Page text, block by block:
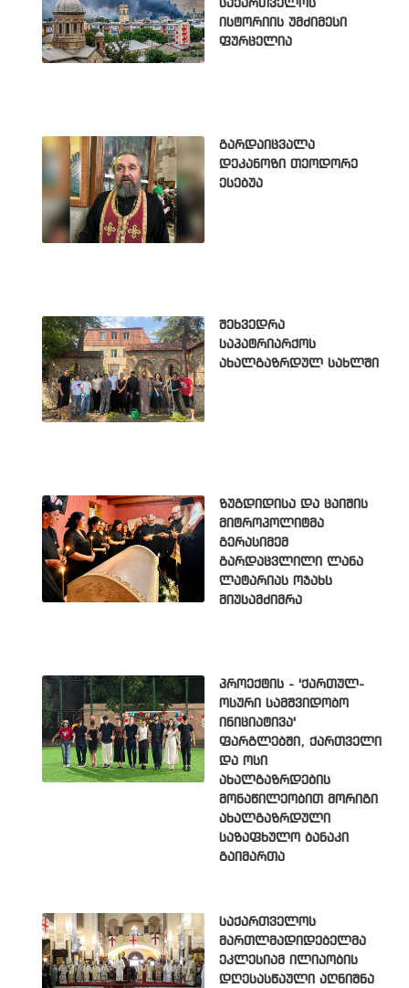
საქართველოს
ისტორიის უმძიმესი
ფურცელია
გარდაიცვალა
დეკანოზი თეოდორე
ესებუა
შეხვედრა
საპატრიარქოს
ახალგაზრდულ სახლში
ზუგდიდისა და ცაიშის
მიტროპოლიტმა
გერასიმემ
გარდაცვლილი ლანა
ლატარიას ოჯახს
მიუსამძიმრა
პროექტის - 'ქართულ-
ოსური სამშვიდობო
ინიციატივა'
ფარგლებში, ქართველი
და ოსი
ახალგაზრდების
მონაწილეობით მორიგი
ახალგაზრდული
საზაფხულო ბანაკი
გაიმართა
საქართველოს
მართლმადიდებელმა
ეკლესიამ ილიაობის
დღესასწაული აღნიშნა